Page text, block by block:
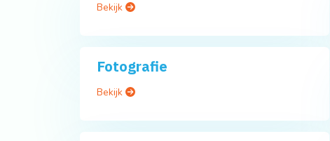
Bekijk
Fotografie
Bekijk